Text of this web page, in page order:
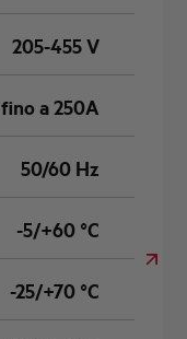
205-455 V
fino a 250A
50/60 Hz
-5/+60 °C
-25/+70 °C